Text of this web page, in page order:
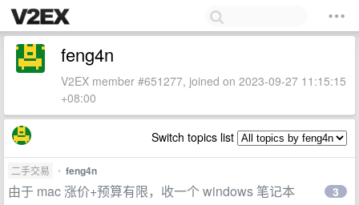
feng4n
V2EX member #651277, joined on 2023-09-27 11:15:15
+08:00
Switch topics list
二手交易 • feng4n
由于 mac 涨价+预算有限，收一个 windows 笔记本 3